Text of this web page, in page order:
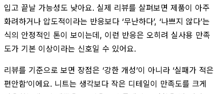
입고 끝날 가능성도 낮아요. 실제 리뷰를 살펴보면 제품이 아주
화려하거나 압도적이라는 반응보다 ‘무난하다’, ‘나쁘지 않다’는
식의 안정적인 톤이 보이는데, 이런 반응은 오히려 실사용 만족
도가 기본 이상이라는 신호일 수 있어요.
리뷰를 기준으로 보면 장점은 ‘강한 개성’이 아니라 ‘실패가 적은
편안함’이에요. 니트는 생각보다 작은 디테일이 만족도를 크게